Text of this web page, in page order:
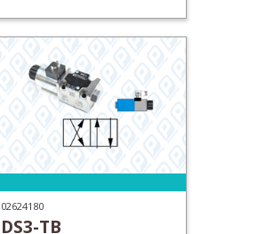
02624180
DS3-TB